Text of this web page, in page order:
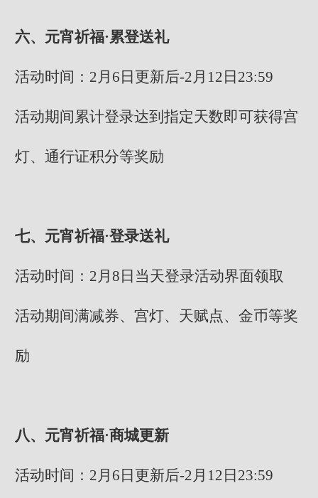
六、元宵祈福·累登送礼
活动时间：2月6日更新后-2月12日23:59
活动期间累计登录达到指定天数即可获得宫
灯、通行证积分等奖励
七、元宵祈福·登录送礼
活动时间：2月8日当天登录活动界面领取
活动期间满减券、宫灯、天赋点、金币等奖
励
八、元宵祈福·商城更新
活动时间：2月6日更新后-2月12日23:59